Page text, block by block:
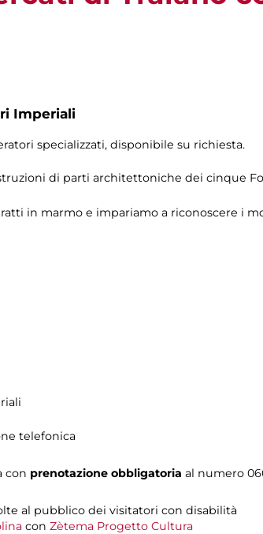
Imperiali
specializzati, disponibile su richiesta.
di parti architettoniche dei cinque
in marmo e impariamo a riconoscere i
telefonica
con prenotazione obbligatoria al numero
al pubblico dei visitatori con disabilità
con Zètema Progetto Cultura